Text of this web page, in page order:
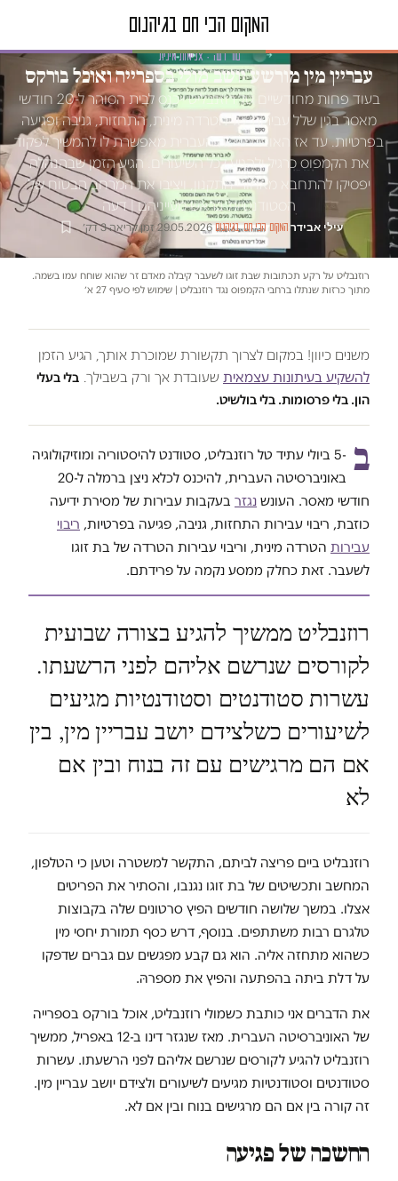
טור דעה · אלימות מינית
עבריין מין מורשע יושב מולי בספרייה ואוכל בורקס
בעוד פחות מחודשיים טל רוזנבליט ייכנס לבית הסוהר ל-20 חודשי
מאסר בגין שלל עבירות של הטרדה מינית, התחזות, גניבה ופגיעה
בפרטיות. עד אז האוניברסיטה העברית מאפשרת לו להמשיך לפקוד
את הקמפוס כרגיל ולהגיע לכל השיעורים. הגיע הזמן שבהנהלה
יפסיקו להתחבא מאחורי התקנון, ויציבו את המרחב הבטוח של
הסטודנטיות בראש מעייניהם | דעה
עילי אבידר· המקום הכי חם בגיהנום·
29.05.2026
·זמן קריאה 3 דק׳
רוזנבליט על רקע תכתובות שבת זוגו לשעבר קיבלה מאדם זר שהוא שוחח עמו בשמה.
מתוך כרזות שנתלו ברחבי הקמפוס נגד רוזנבליט | שימוש לפי סעיף 27 א׳
משנים כיוון! במקום לצרוך תקשורת שמוכרת אותך, הגיע הזמן
להשקיע בעיתונות עצמאית שעובדת אך ורק בשבילך. בלי בעלי
הון. בלי פרסומות. בלי בולשיט.
ב
-5 ביולי עתיד טל רוזנבליט, סטודנט להיסטוריה ומוזיקולוגיה
באוניברסיטה העברית, להיכנס לכלא ניצן ברמלה ל-20
חודשי מאסר. העונש נגזר בעקבות עבירות של מסירת ידיעה
כוזבת, ריבוי עבירות התחזות, גניבה, פגיעה בפרטיות, ריבוי
עבירות הטרדה מינית, וריבוי עבירות הטרדה של בת זוגו
לשעבר. זאת כחלק ממסע נקמה על פרידתם.
רוזנבליט ממשיך להגיע בצורה שבועית
לקורסים שנרשם אליהם לפני הרשעתו.
עשרות סטודנטים וסטודנטיות מגיעים
לשיעורים כשלצידם יושב עבריין מין, בין
אם הם מרגישים עם זה בנוח ובין אם
לא
רוזנבליט ביים פריצה לביתם, התקשר למשטרה וטען כי הטלפון,
המחשב ותכשיטים של בת זוגו נגנבו, והסתיר את הפריטים
אצלו. במשך שלושה חודשים הפיץ סרטונים שלה בקבוצות
טלגרם רבות משתתפים. בנוסף, דרש כסף תמורת יחסי מין
כשהוא מתחזה אליה. הוא גם קבע מפגשים עם גברים שדפקו
על דלת ביתה בהפתעה והפיץ את מספרהּ.
את הדברים אני כותבת כשמולי רוזנבליט, אוכל בורקס בספרייה
של האוניברסיטה העברית. מאז שנגזר דינו ב-12 באפריל, ממשיך
רוזנבליט להגיע לקורסים שנרשם אליהם לפני הרשעתו. עשרות
סטודנטים וסטודנטיות מגיעים לשיעורים ולצידם יושב עבריין מין.
זה קורה בין אם הם מרגישים בנוח ובין אם לא.
החשכה של פגיעה